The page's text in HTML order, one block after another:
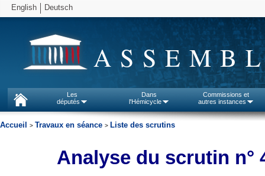
English Deutsch
Les
députés
Dans
l'Hémicycle
Commissions et
autres instances
Accueil > Travaux en séance > Liste des scrutins
Analyse du scrutin n°